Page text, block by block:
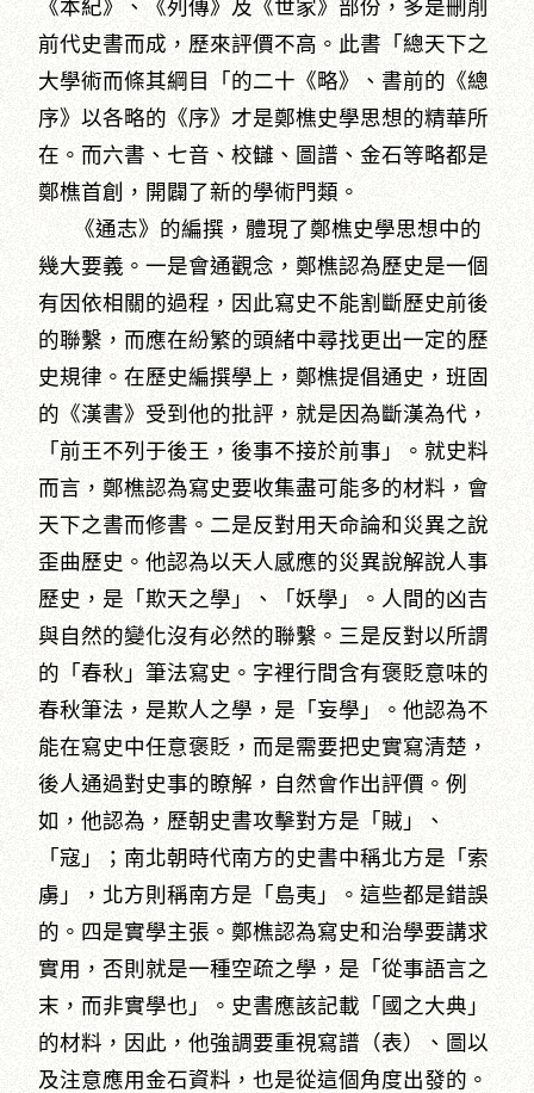
《本紀》、《列傳》及《世家》部份，多是刪削
前代史書而成，歷來評價不高。此書「總天下之
大學術而條其綱目「的二十《略》、書前的《總
序》以各略的《序》才是鄭樵史學思想的精華所
在。而六書、七音、校讎、圖譜、金石等略都是
鄭樵首創，開闢了新的學術門類。
《通志》的編撰，體現了鄭樵史學思想中的
幾大要義。一是會通觀念，鄭樵認為歷史是一個
有因依相關的過程，因此寫史不能割斷歷史前後
的聯繫，而應在紛繁的頭緒中尋找更出一定的歷
史規律。在歷史編撰學上，鄭樵提倡通史，班固
的《漢書》受到他的批評，就是因為斷漢為代，
「前王不列于後王，後事不接於前事」。就史料
而言，鄭樵認為寫史要收集盡可能多的材料，會
天下之書而修書。二是反對用天命論和災異之說
歪曲歷史。他認為以天人感應的災異說解說人事
歷史，是「欺天之學」、「妖學」。人間的凶吉
與自然的變化沒有必然的聯繫。三是反對以所謂
的「春秋」筆法寫史。字裡行間含有褒貶意味的
春秋筆法，是欺人之學，是「妄學」。他認為不
能在寫史中任意褒貶，而是需要把史實寫清楚，
後人通過對史事的瞭解，自然會作出評價。例
如，他認為，歷朝史書攻擊對方是「賊」、
「寇」；南北朝時代南方的史書中稱北方是「索
虜」，北方則稱南方是「島夷」。這些都是錯誤
的。四是實學主張。鄭樵認為寫史和治學要講求
實用，否則就是一種空疏之學，是「從事語言之
末，而非實學也」。史書應該記載「國之大典」
的材料，因此，他強調要重視寫譜（表）、圖以
及注意應用金石資料，也是從這個角度出發的。